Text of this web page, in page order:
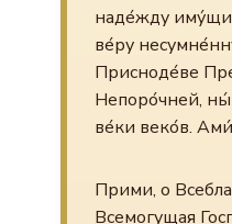
наде́жду
ве́ру
Присноде́ве
Непоро́чней,
ве́ки веко́в.
Прими, о
Всемогущая